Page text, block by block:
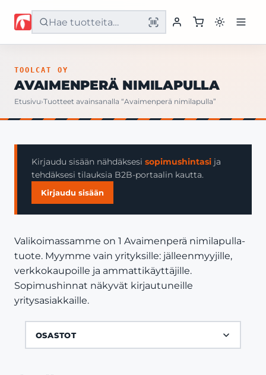
Etusivu
Yritys
Yhteystiedot
TOOLCAT OY
AVAIMENPERÄ NIMILAPULLA
Etusivu›Tuotteet avainsanalla “Avaimenperä nimilapulla”
Kirjaudu sisään nähdäksesi sopimushintasi ja
tehdäksesi tilauksia B2B-portaalin kautta.
Kirjaudu sisään
Valikoimassamme on 1 Avaimenperä nimilapulla-
tuote. Myymme vain yrityksille: jälleenmyyjille,
verkkokaupoille ja ammattikäyttäjille.
Sopimushinnat näkyvät kirjautuneille
yritysasiakkaille.
OSASTOT